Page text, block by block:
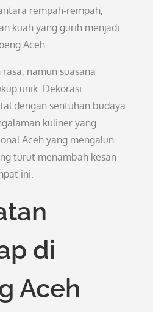
rempah-rempah,
kuah yang gurih menjadi
Aceh.
namun suasana
unik. Dekorasi
dengan sentuhan budaya
kuliner yang
Aceh yang mengalun
turut menambah kesan
ini.
di
Aceh